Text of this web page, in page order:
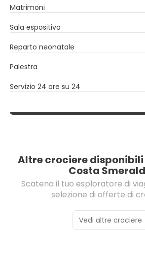
Matrimoni
Sala espositiva
Reparto neonatale
Palestra
Servizio 24 ore su 24
Altre crociere disponibili
Costa
Scatena il tuo esploratore di
selezione di offerte di
Vedi altre crociere